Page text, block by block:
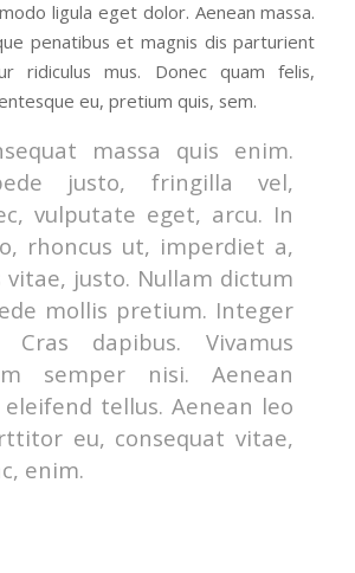
ligula eget dolor. Aenean massa.
penatibus et magnis dis parturient
ridiculus mus. Donec quam felis,
eu, pretium quis, sem.
massa quis enim.
justo, fringilla vel,
vulputate eget, arcu. In
rhoncus ut, imperdiet a,
vitae, justo. Nullam dictum
mollis pretium. Integer
Cras dapibus. Vivamus
semper nisi. Aenean
tellus. Aenean leo
eu, consequat vitae,
enim.